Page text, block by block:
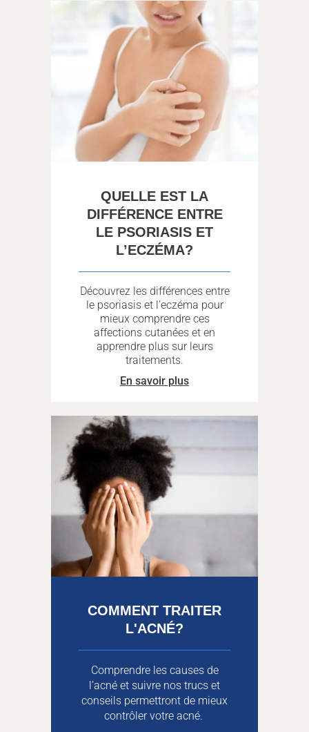
QUELLE EST LA
DIFFÉRENCE ENTRE
LE PSORIASIS ET
L’ECZÉMA?
Découvrez les différences entre
le psoriasis et l'eczéma pour
mieux comprendre ces
affections cutanées et en
apprendre plus sur leurs
traitements.
En savoir plus
COMMENT TRAITER
L'ACNÉ?
Comprendre les causes de
l’acné et suivre nos trucs et
conseils permettront de mieux
contrôler votre acné.